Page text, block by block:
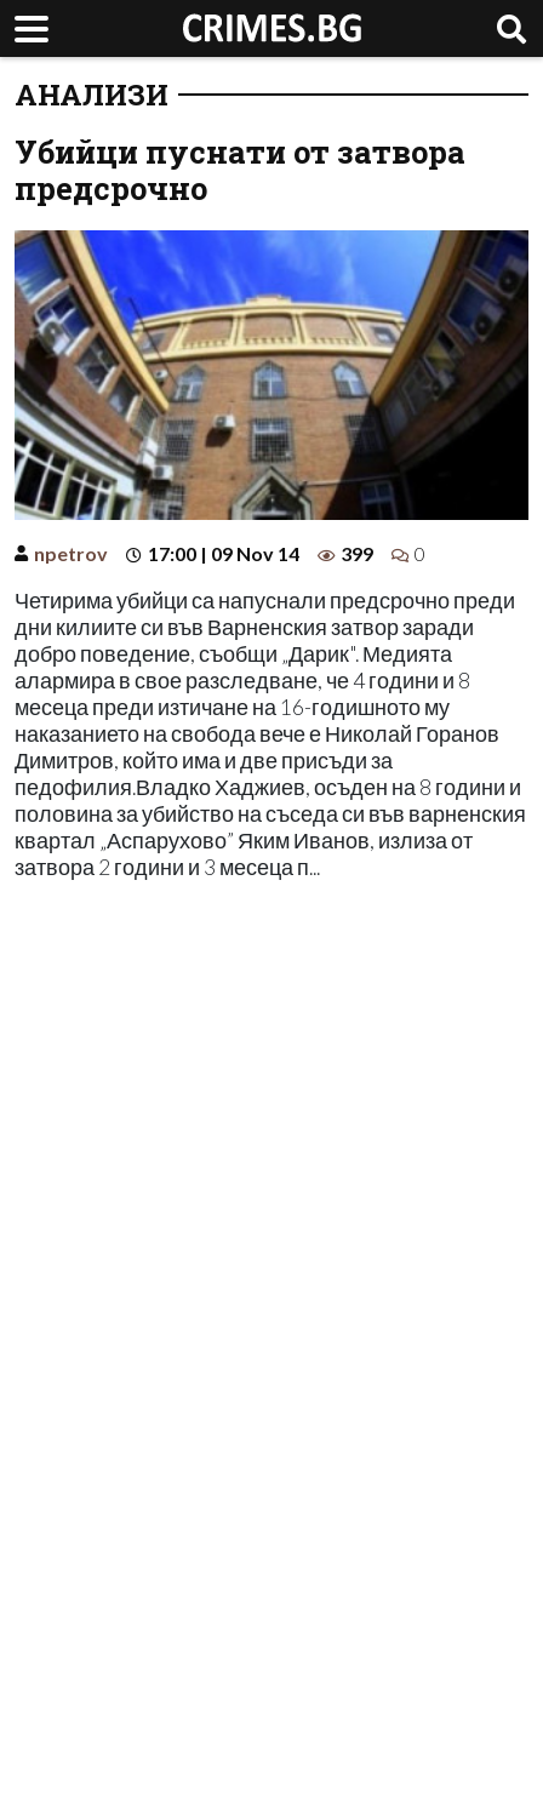
АНАЛИЗИ
Убийци пуснати от затвора
предсрочно
npetrov 17:00 | 09 Nov 14 399 0
Четирима убийци са напуснали предсрочно преди
дни килиите си във Варненския затвор заради
добро поведение, съобщи „Дарик". Медията
алармира в свое разследване, че 4 години и 8
месеца преди изтичане на 16-годишното му
наказанието на свобода вече е Николай Горанов
Димитров, който има и две присъди за
педофилия.Владко Хаджиев, осъден на 8 години и
половина за убийство на съседа си във варненския
квартал „Аспарухово” Яким Иванов, излиза от
затвора 2 години и 3 месеца п...